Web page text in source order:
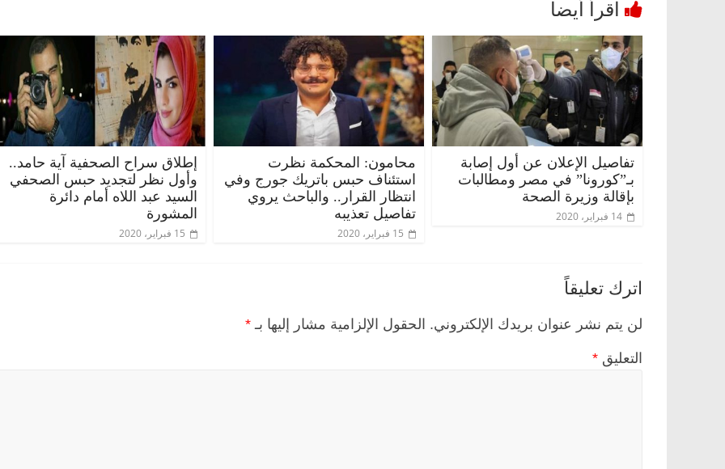
تفاصيل الإعلان عن أول إصابة
بـ”كورونا” في مصر ومطالبات
بإقالة وزيرة الصحة
14 فبراير، 2020
محامون: المحكمة نظرت
استئناف حبس باتريك جورج وفي
انتظار القرار.. والباحث يروي
تفاصيل تعذيبه
15 فبراير، 2020
إطلاق سراح الصحفية آية حامد..
وأول نظر لتجديد حبس الصحفي
السيد عبد اللاه أمام دائرة
المشورة
15 فبراير، 2020
اترك تعليقاً
لن يتم نشر عنوان بريدك الإلكتروني. الحقول الإلزامية مشار إليها بـ *
التعليق *